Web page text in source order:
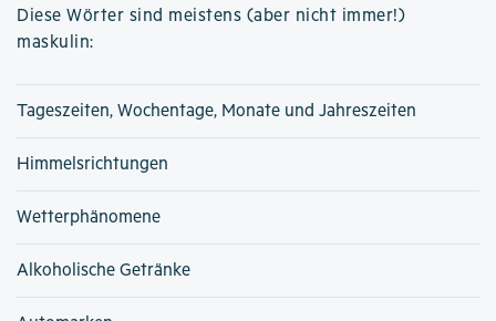
Diese Wörter sind meistens (aber nicht immer!)
maskulin:
Tageszeiten, Wochentage, Monate und Jahreszeiten
Himmelsrichtungen
Wetterphänomene
Alkoholische Getränke